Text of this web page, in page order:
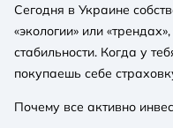
Сегодня в Украине
«экологии» или
стабильности. Когда у
покупаешь себе
Почему все активно